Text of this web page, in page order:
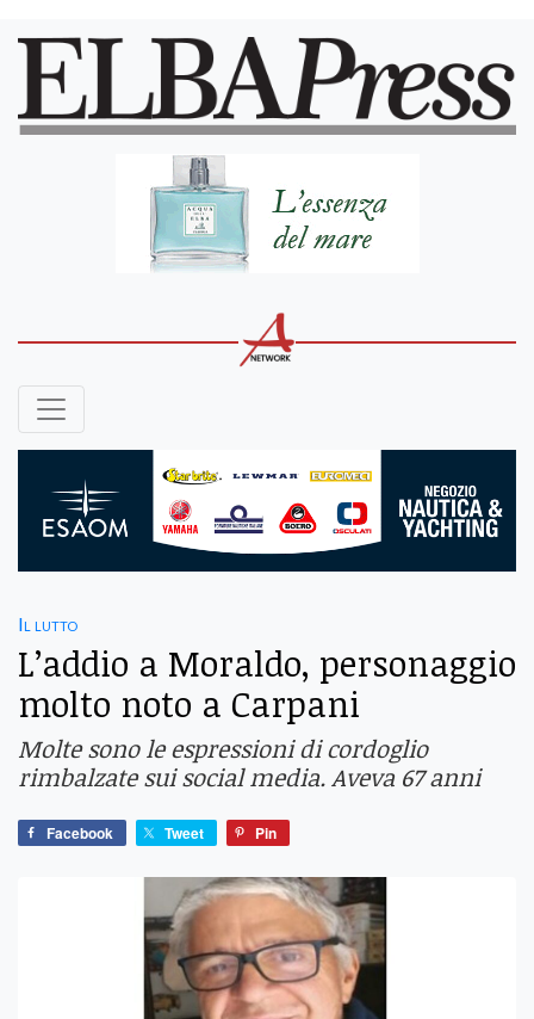
Il lutto
L’addio a Moraldo, personaggio
molto noto a Carpani
Molte sono le espressioni di cordoglio
rimbalzate sui social media. Aveva 67 anni
Facebook Tweet Pin